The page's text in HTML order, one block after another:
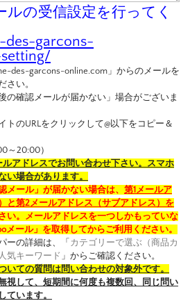
ルの受信設定を行ってく
garcons-
des-garcons-online.com」からのメールを
さい。
の確認メールが届かない」場合がございま
トのURLをクリックして@以下をコピー＆
～20:00）
アドレスでお問い合わせ下さい。スマホ
い場合があります。
ール」が届かない場合は、 第1メールア
と第2メールアドレス（サブアドレス）を
い。メールアドレスを一つしかもっていな
メール」を取得してからご利用ください。
ーの詳細は、「 カテゴリーで選ぶ（商品カ
人気キーワード 」からご確認ください。
ての質問は問い合わせの対象外です。
視して、短期間に何度も複数回、同じ問い
ています。